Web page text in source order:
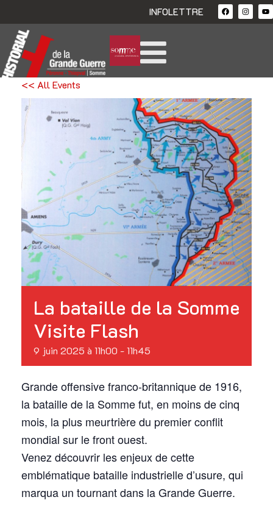
INFOLETTRE
<< All Events
La bataille de la Somme
Visite Flash
9 juin 2025 à 11h00 -11h45
Grande offensive franco-britannique de 1916,
la bataille de la Somme fut, en moins de cinq
mois, la plus meurtrière du premier conflit
mondial sur le front ouest.
Venez découvrir les enjeux de cette
emblématique bataille industrielle d’usure, qui
marqua un tournant dans la Grande Guerre.